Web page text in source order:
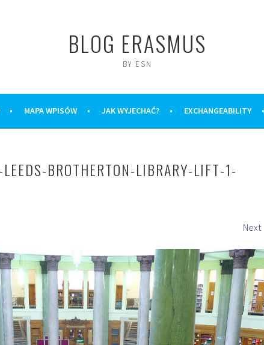
BLOG ERASMUS
BY ESN
MAPA WPISÓW JAK WYJECHAĆ? EXCHANGEABILITY
BROTHERTON-LIBRARY-LIFT-1-
Next